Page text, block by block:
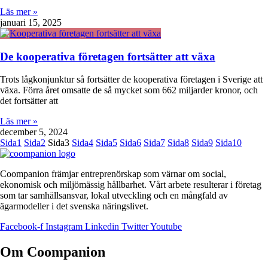
Läs mer »
januari 15, 2025
De kooperativa företagen fortsätter att växa
Trots lågkonjunktur så fortsätter de kooperativa företagen i Sverige att
växa. Förra året omsatte de så mycket som 662 miljarder kronor, och
det fortsätter att
Läs mer »
december 5, 2024
Sida1 Sida2 Sida3 Sida4 Sida5 Sida6 Sida7 Sida8 Sida9 Sida10
Coompanion främjar entreprenörskap som värnar om social,
ekonomisk och miljömässig hållbarhet. Vårt arbete resulterar i företag
som tar samhällsansvar, lokal utveckling och en mångfald av
ägarmodeller i det svenska näringslivet.
Facebook-f Instagram Linkedin TwitterYoutube
Om Coompanion